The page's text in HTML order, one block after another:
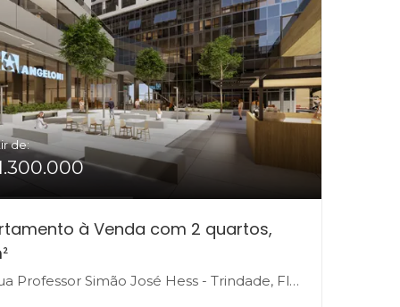
de:
à Venda com 2 quartos,
Professor Simão José Hess - Trindade, Florianópolis-SC